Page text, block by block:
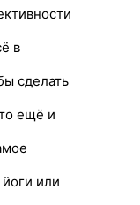
в
сделать
ещё и
или